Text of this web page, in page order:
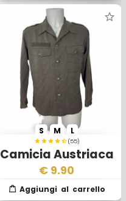
(55)
Camicia Austriaca
Invernale
S M L
€ 9.90